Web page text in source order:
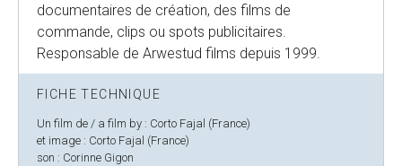
documentaires de création, des films de
commande, clips ou spots publicitaires.
Responsable de Arwestud films depuis 1999.
FICHE TECHNIQUE
Un film de / a film by : Corto Fajal (France)
et image : Corto Fajal (France)
son : Corinne Gigon